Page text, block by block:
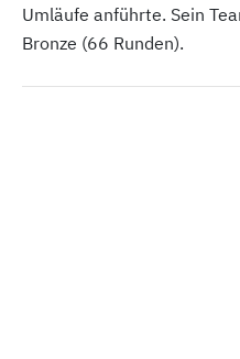
Umläufe anführte. Sein
Bronze (66 Runden).